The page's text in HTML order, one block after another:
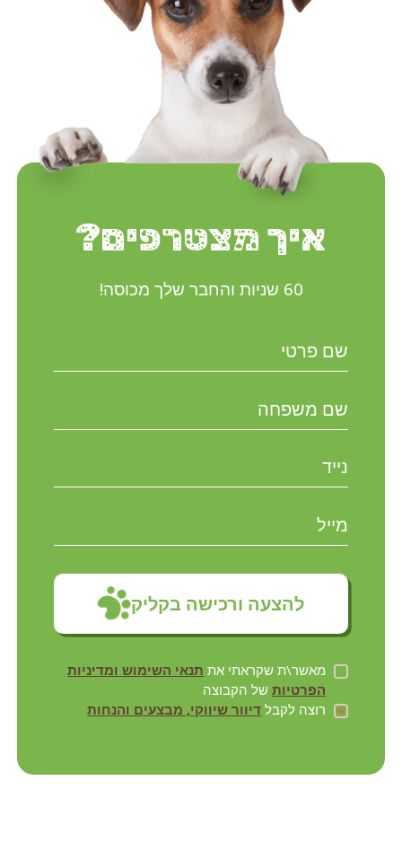
איך מצטרפים?
60 שניות והחבר שלך מכוסה!
להצעה ורכישה בקליק
מאשר\ת שקראתי את תנאי השימוש ומדיניות
הפרטיותשל הקבוצה
רוצה לקבל דיוור שיווקי, מבצעים והנחות